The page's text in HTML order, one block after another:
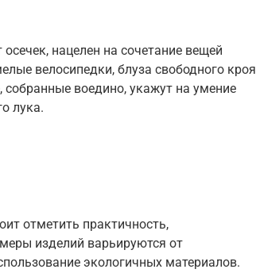
нацелен на сочетание вещей
велосипедки, блуза свободного кроя
воедино, укажут на умение
лука.
отметить практичность,
изделий варьируются от
экологичных материалов.